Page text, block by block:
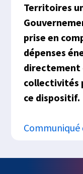
Territoires
prise en
dépenses
directement
collectivités
ce dispositif.
Communiqué